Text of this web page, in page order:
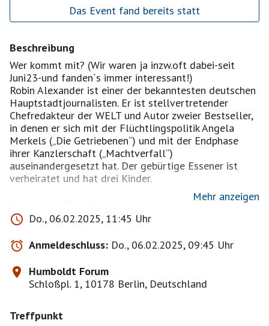
Das Event fand bereits statt
Beschreibung
Wer kommt mit? (Wir waren ja inzw.oft dabei-seit
Juni23-und fanden´s immer interessant!)
Robin Alexander ist einer der bekanntesten deutschen
Hauptstadtjournalisten. Er ist stellvertretender
Chefredakteur der WELT und Autor zweier Bestseller,
in denen er sich mit der Flüchtlingspolitik Angela
Merkels („Die Getriebenen“) und mit der Endphase
ihrer Kanzlerschaft („Machtverfall“)
auseinandergesetzt hat. Der gebürtige Essener ist
verheiratet und hat drei Kinder.
Deutschlandfunk Kultur – live aus dem Humboldt
Forum
Do.06.Febr.25
11:45 – 13:00 Uhr
Gehört zu: Studio 9. Der Tag mit … BITTE HIER NUR
MIT FOTO ANMELDEN!
arbeitet für die Nachrichtenredaktion des
Mehr anzeigen
Do., 06.02.2025, 11:45 Uhr
Anmeldeschluss: Do., 06.02.2025, 09:45 Uhr
Humboldt Forum
Schloßpl. 1, 10178 Berlin, Deutschland
Treffpunkt